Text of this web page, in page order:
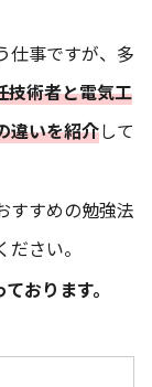
仕事ですが、多
技術者と電気工
違いを紹介して
すすめの勉強法
さい。
おります。